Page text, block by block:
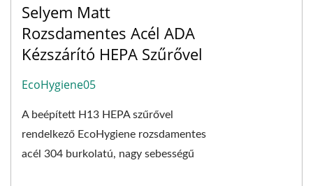
Selyem Matt
Rozsdamentes Acél ADA
Kézszárító HEPA Szűrővel
EcoHygiene05
A beépített H13 HEPA szűrővel
rendelkező EcoHygiene rozsdamentes
acél 304 burkolatú, nagy sebességű